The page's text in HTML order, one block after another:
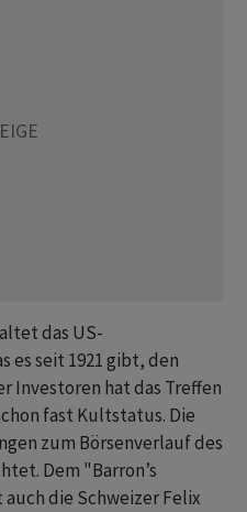
das US-
es seit 1921 gibt, den
Investoren hat das Treffen
fast Kultstatus. Die
zum Börsenverlauf des
Dem "Barron’s
die Schweizer Felix